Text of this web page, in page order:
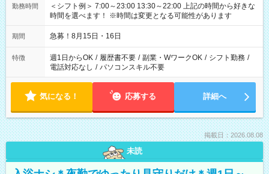
勤務時間
＜シフト例＞ 7:00～23:00 13:30～22:00 上記の時間から好きな
時間を選べます！ ※時間は変更となる可能性があります
期間 急募！8月15日・16日
特徴 週1日からOK / 履歴書不要 / 副業・WワークOK / シフト勤務 /
電話対応なし / パソコンスキル不要
気になる！ 応募する 詳細へ
掲載日：2026.08.08
未読